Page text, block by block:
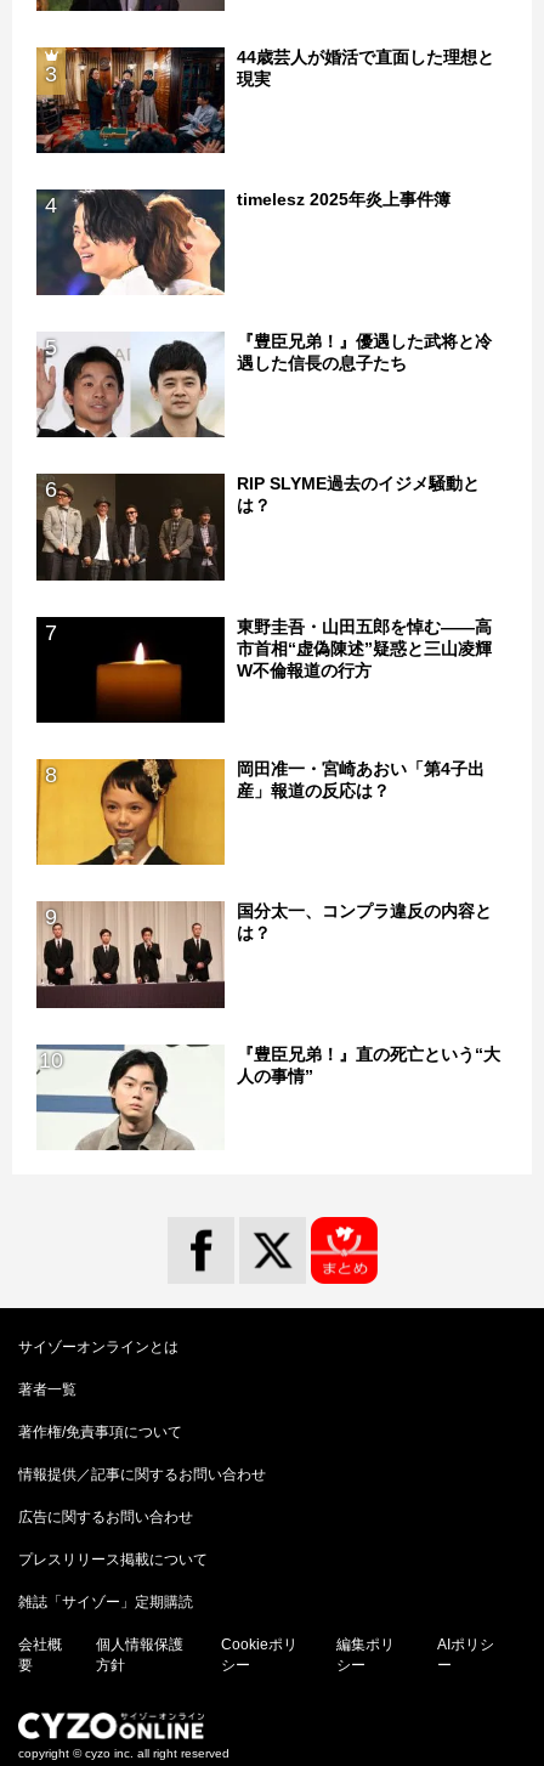
3
44歳芸人が婚活で直面した理想と
現実
4 timelesz 2025年炎上事件簿
5
『豊臣兄弟！』優遇した武将と冷
遇した信長の息子たち
6
RIP SLYME過去のイジメ騒動と
は？
7
東野圭吾・山田五郎を悼む――高
市首相“虚偽陳述”疑惑と三山凌輝
W不倫報道の行方
8
岡田准一・宮崎あおい「第4子出
産」報道の反応は？
9
国分太一、コンプラ違反の内容と
は？
10
『豊臣兄弟！』直の死亡という“大
人の事情”
サイゾーオンラインとは
著者一覧
著作権/免責事項について
情報提供／記事に関するお問い合わせ
広告に関するお問い合わせ
プレスリリース掲載について
雑誌「サイゾー」定期購読
会社概
要
個人情報保護
方針
Cookieポリ
シー
編集ポリ
シー
AIポリシ
ー
copyright © cyzo inc. all right reserved